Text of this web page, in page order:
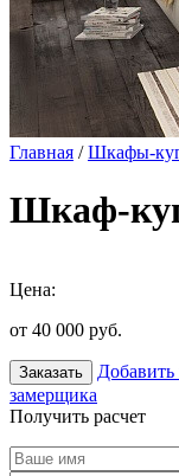
Главная /Шкафы-
Шкаф-
Цена:
от 40 000 руб.
Заказать Добавить
замерщика
Получить расчет